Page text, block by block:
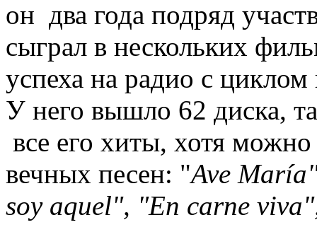
он два года подряд
сыграл в нескольких
успеха на радио с циклом
У него вышло 62 диска,
все его хиты, хотя можно
вечных песен: "Ave
soy aquel", "En carne